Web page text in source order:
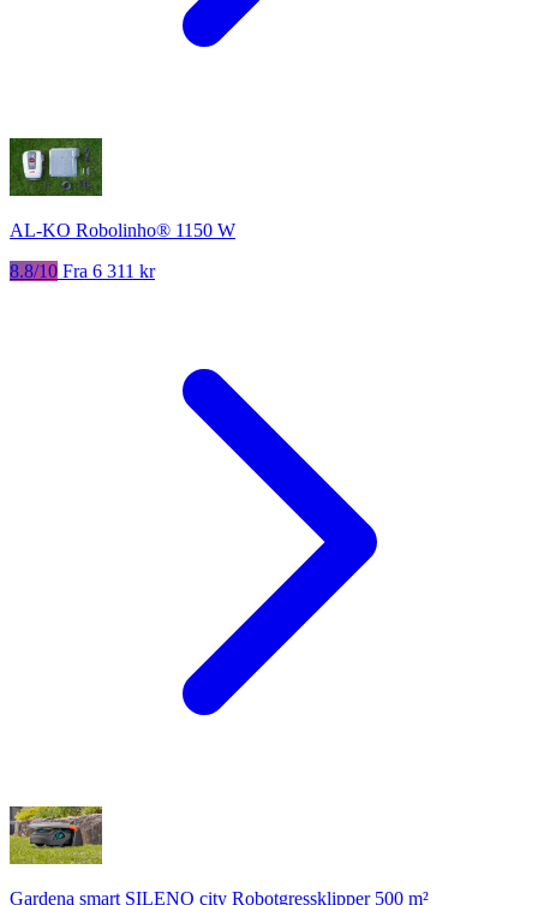
AL-KO Robolinho® 1150 W
8.8/10 Fra 6 311 kr
Gardena smart SILENO city Robotgressklipper 500 m²